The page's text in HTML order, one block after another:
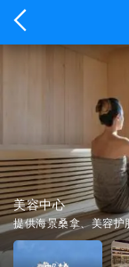

庞洛邮轮·贝洛特号
全景美食餐厅
美容中心
提供海景桑拿、美容护
影像服务台